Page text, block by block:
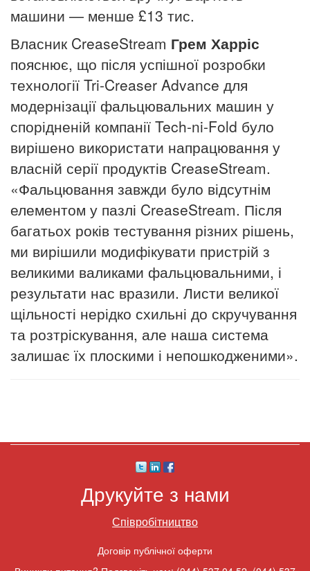
машини — менше £13 тис.
Власник CreaseStream Грем Харріс
пояснює, що після успішної розробки
технології Tri-Creaser Advance для
модернізації фальцювальних машин у
спорідненій компанії Tech-ni-Fold було
вирішено використати напрацювання у
власній серії продуктів CreaseStream.
«Фальцювання завжди було відсутнім
елементом у пазлі CreaseStream. Після
багатьох років тестування різних рішень,
ми вирішили модифікувати пристрій з
великими валиками фальцювальними, і
результати нас вразили. Листи великої
щільності нерідко схильні до скручування
та розтріскування, але наша система
залишає їх плоскими і непошкодженими».
Друкуйте з нами
Співробітництво
Договір публічної оферти